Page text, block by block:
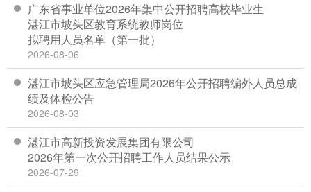
广东省事业单位2026年集中公开招聘高校毕业生
湛江市坡头区教育系统教师岗位
拟聘用人员名单（第一批）
2026-08-06
湛江市坡头区应急管理局2026年公开招聘编外人员总成
绩及体检公告
2026-08-03
湛江市高新投资发展集团有限公司
2026年第一次公开招聘工作人员结果公示
2026-07-29